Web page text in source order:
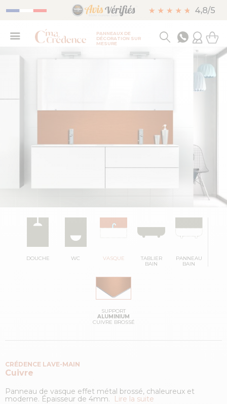
PANNEAUX DE
DÉCORATION SUR
MESURE
DOUCHE WC VASQUE
TABLIER
BAIN
PANNEAU
BAIN
SUPPORT
ALUMINIUM
CUIVRE BROSSÉ
CRÉDENCE LAVE-MAIN
Cuivre
Panneau de vasque effet métal brossé, chaleureux et
moderne. Épaisseur de 4mm.
Lire la suite